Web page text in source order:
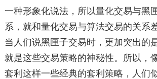
一种形象化说法，所以量化交易与黑
系，就和量化交易与算法交易的关系
当人们说黑匣子交易时，更加突出的
就是这些交易策略的神秘性。所以，
套利这样一些经典的套利策略，人们